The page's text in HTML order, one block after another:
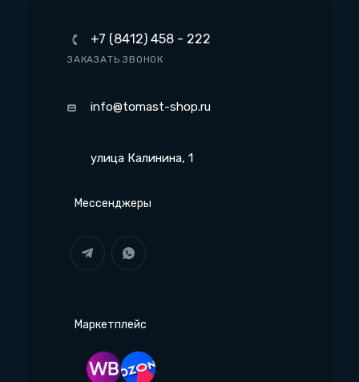
+7 (8412) 458 - 222
ЗАКАЗАТЬ ЗВОНОК
info@tomast-shop.ru
улица Калинина, 1
Мессенджеры
Маркетплейс